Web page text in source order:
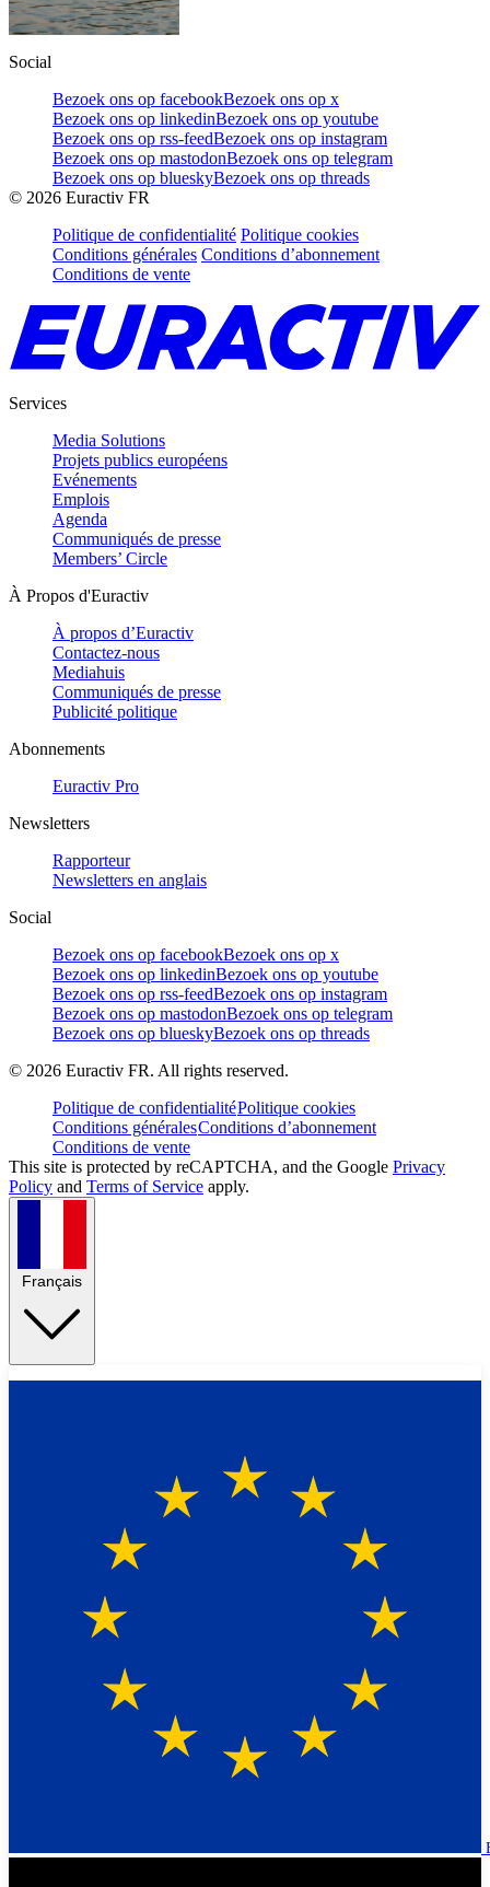
Social
Bezoek ons op facebookBezoek ons op x
Bezoek ons op linkedinBezoek ons op youtube
Bezoek ons op rss-feedBezoek ons op instagram
Bezoek ons op mastodonBezoek ons op telegram
Bezoek ons op blueskyBezoek ons op threads
© 2026 Euractiv FR
Politique de confidentialité Politique cookies
Conditions générales Conditions d’abonnement
Conditions de vente
Services
Media Solutions
Projets publics européens
Evénements
Emplois
Agenda
Communiqués de presse
Members’ Circle
À Propos d'Euractiv
À propos d’Euractiv
Contactez-nous
Mediahuis
Communiqués de presse
Publicité politique
Abonnements
Euractiv Pro
Newsletters
Rapporteur
Newsletters en anglais
Social
Bezoek ons op facebookBezoek ons op x
Bezoek ons op linkedinBezoek ons op youtube
Bezoek ons op rss-feedBezoek ons op instagram
Bezoek ons op mastodonBezoek ons op telegram
Bezoek ons op blueskyBezoek ons op threads
© 2026 Euractiv FR. All rights reserved.
Politique de confidentialitéPolitique cookies
Conditions généralesConditions d’abonnement
Conditions de vente
This site is protected by reCAPTCHA, and the Google Privacy
Policy and Terms of Service apply.
Français